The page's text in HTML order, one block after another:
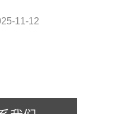
11-12